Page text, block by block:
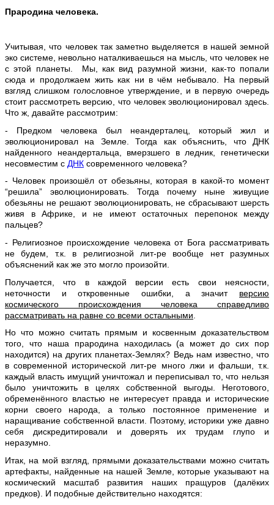
Прародина человека.
Учитывая, что человек так заметно выделяется в нашей земной
эко системе, невольно наталкиваешься на мысль, что человек не
с этой планеты. Мы, как вид разумной жизни, как-то попали
сюда и продолжаем жить как ни в чём небывало. На первый
взгляд слишком голословное утверждение, и в первую очередь
стоит рассмотреть версию, что человек эволюционировал здесь.
Что ж, давайте рассмотрим:
- Предком человека был неандерталец, который жил и
эволюционировал на Земле. Тогда как объяснить, что ДНК
найденного неандертальца, вмерзшего в ледник, генетически
несовместим с ДНК современного человека?
- Человек произошёл от обезьяны, которая в какой-то момент
“решила” эволюционировать. Тогда почему ныне живущие
обезьяны не решают эволюционировать, не сбрасывают шерсть
живя в Африке, и не имеют остаточных перепонок между
пальцев?
- Религиозное происхождение человека от Бога рассматривать
не будем, т.к. в религиозной лит-ре вообще нет разумных
объяснений как же это могло произойти.
Получается, что в каждой версии есть свои неясности,
неточности и откровенные ошибки, а значит версию
космического происхождения человека справедливо
рассматривать на равне со всеми остальными
Но что можно считать прямым и косвенным доказательством
того, что наша прародина находилась (а может до сих пор
находится) на других планетах-Землях? Ведь нам известно, что
в современной исторической лит-ре много лжи и фальши, т.к.
каждый власть имущий уничтожал и переписывал то, что нельзя
было уничтожить в целях собственной выгоды. Неготового,
обременённого властью не интересует правда и исторические
корни своего народа, а только постоянное применение и
наращивание собственной власти. Поэтому, историки уже давно
себя дискредитировали и доверять их трудам глупо и
неразумно.
Итак, на мой взгляд, прямыми доказательствами можно считать
артефакты, найденные на нашей Земле, которые указывают на
космический масштаб развития наших пращуров (далёких
предков). И подобные действительно находятся: